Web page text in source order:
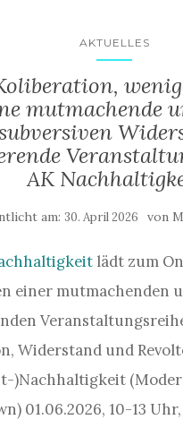
AKTUELLES
mutmachende
AK
am: 30. April 2026 von
lädt zum
einer mutmachenden
Widerstand und
)Nachhaltigkeit
01.06.2026, 10-13